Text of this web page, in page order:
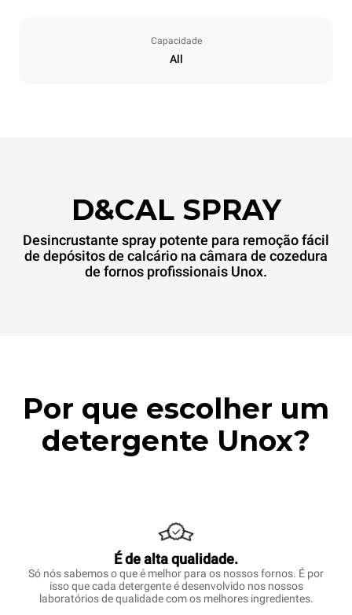
Capacidade
All
D&CAL SPRAY
Desincrustante spray potente para remoção fácil
de depósitos de calcário na câmara de cozedura
de fornos profissionais Unox.
Por que escolher um
detergente Unox?
É de alta qualidade.
Só nós sabemos o que é melhor para os nossos fornos. É por
isso que cada detergente é desenvolvido nos nossos
laboratórios de qualidade com os melhores ingredientes.